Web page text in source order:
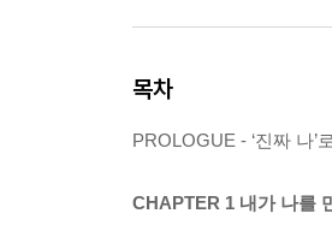
목차
PROLOGUE - ‘진짜 나’
CHAPTER 1 내가 나를